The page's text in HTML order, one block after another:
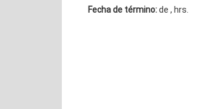
Fecha de término:de , hrs.